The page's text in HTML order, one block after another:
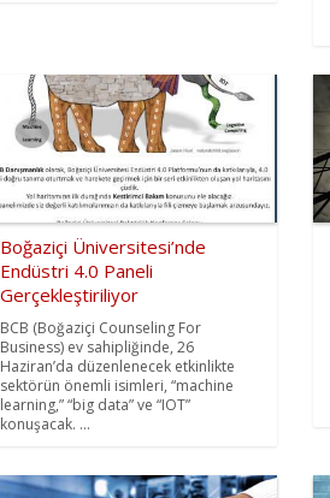
Boğaziçi Üniversitesi’nde
Endüstri 4.0 Paneli
Gerçekleştiriliyor
BCB (Boğaziçi Counseling For
Business) ev sahipliğinde, 26
Haziran’da düzenlenecek etkinlikte
sektörün önemli isimleri, “machine
learning,” “big data” ve “IOT”
konuşacak. ...